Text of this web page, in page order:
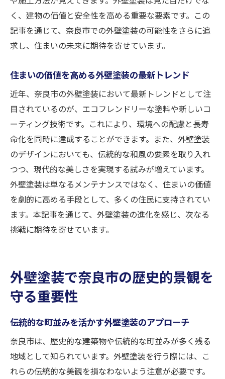
住まいの個性を引き立てるカラー選択
地域に根ざした外壁塗装がもたらす安心感
く、建物の価値と安全性を高める重要な要素です。この
記事を通じて、奈良市での外壁塗装の可能性をさらに追
求し、住まいの未来に期待を寄せています。
住まいの価値を高める外壁塗装の最新トレンド
近年、奈良市の外壁塗装において最新トレンドとして注
目されているのが、エコフレンドリーな塗料や新しいコ
ーティング技術です。これにより、環境への配慮と長寿
命化を同時に達成することができます。また、外壁塗装
のデザインにおいても、伝統的な和風の要素を取り入れ
つつ、現代的な美しさを実現する試みが増えています。
外壁塗装は単なるメンテナンスではなく、住まいの価値
を劇的に高める手段として、多くの住民に支持されてい
ます。本記事を通じて、外壁塗装の進化を感じ、次なる
挑戦に期待を寄せています。
外壁塗装で奈良市の歴史的景観を
守る重要性
伝統的な町並みを活かす外壁塗装のアプローチ
奈良市は、歴史的な建築物や伝統的な町並みが多く残る
地域として知られています。外壁塗装を行う際には、こ
れらの伝統的な美観を損なわないよう注意が必要です。